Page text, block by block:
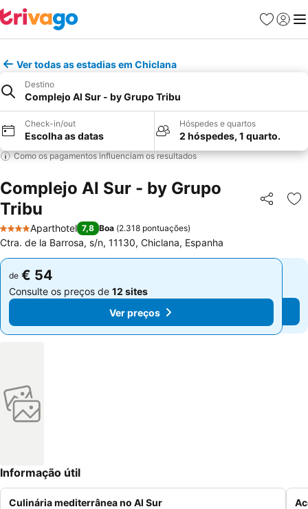
Favoritos
Iniciar
Ver todas as estadias em Chiclana
Destino
Complejo Al Sur - by Grupo Tribu
Check-in/out
Escolha as datas
Hóspedes e quartos
2 hóspedes, 1 quarto.
Como os pagamentos influenciam os resultados
Complejo Al Sur - by Grupo
Tribu
Partilhar
4 Estrelas
Aparthotel 7,8 Boa (2.318 pontuações)
Ctra. de la Barrosa, s/n, 11130, Chiclana, Espanha
de € 54
Consulte os preços de 12 sites
Ver preços
de € 54
Consulte os preços de 12 sites
Ver preços
Informação útil
Culinária mediterrânea no Al Sur